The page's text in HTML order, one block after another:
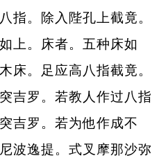
指。除入陛孔上截竟。
上。床者。五种床如
床。足应高八指截竟。
吉罗。若教人作过八指
吉罗。若为他作成不
波逸提。式叉摩那沙弥